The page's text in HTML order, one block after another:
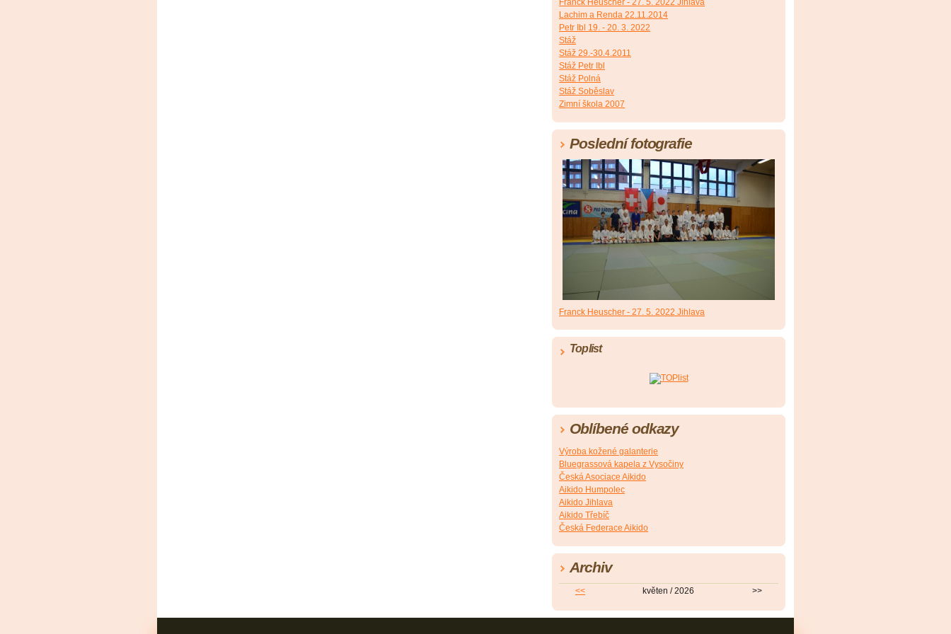
Franck Heuscher - 27. 5. 2022 Jihlava
Lachim a Renda 22.11.2014
Petr Ibl 19. - 20. 3. 2022
Stáž
Stáž 29.-30.4.2011
Stáž Petr Ibl
Stáž Polná
Stáž Soběslav
Zimní škola 2007
Poslední fotografie
Franck Heuscher - 27. 5. 2022 Jihlava
Toplist
Oblíbené odkazy
Výroba kožené galanterie
Bluegrassová kapela z Vysočiny
Česká Asociace Aikido
Aikido Humpolec
Aikido Jihlava
Aikido Třebíč
Česká Federace Aikido
Archiv
<< květen / 2026 >>